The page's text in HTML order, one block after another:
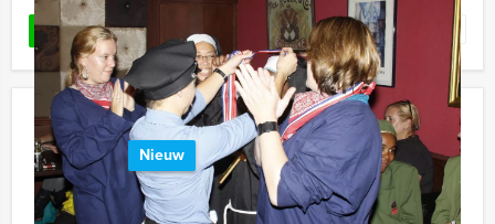
LEES MEER Favoriet
Empire City Tablet Game Breda
Nieuw
Vanaf€ 27,50 p.p. excl. BTW
Vanaf 12 personen ‐ 2 uur en 30 minuten